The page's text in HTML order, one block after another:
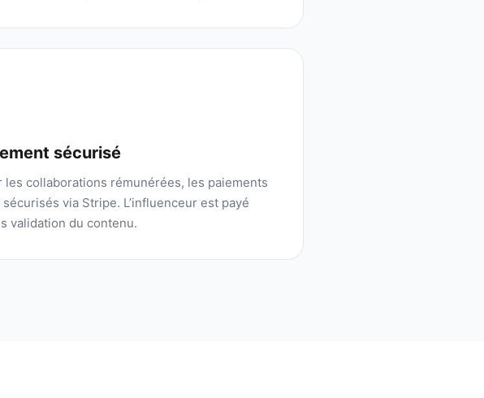
sécurisé
les collaborations rémunérées, les paiements
sécurisés via Stripe. L’influenceur est payé
validation du contenu.